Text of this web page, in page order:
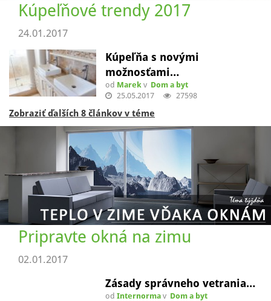
Kúpeľňové trendy 2017
24.01.2017
Kúpeľňa s novými
možnosťami…
od Marek v Dom a byt
25.05.2017
27598
Zobraziť ďalších 8 článkov v téme
Pripravte okná na zimu
02.01.2017
Zásady správneho vetrania…
odInternorma v Dom a byt